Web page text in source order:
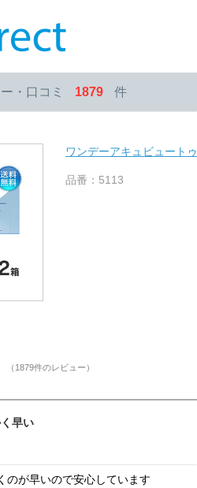
・口コミ 1879 件
ワンデーアキュビュート
品番：5113
（1879件のレビュー）
早い
のが早いので安心しています